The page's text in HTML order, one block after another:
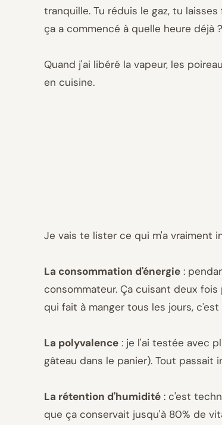
tranquille. Tu réduis le gaz, tu
ça a commencé à quelle heure déjà
Quand j'ai libéré la vapeur, les
en cuisine.
Je vais te lister ce qui m'a vraiment
La consommation d'énergie :
consommateur. Ça cuisant deux
qui fait à manger tous les jours,
La polyvalence : je l'ai testée avec
gâteau dans le panier). Tout
La rétention d'humidité : c'est
que ça conservait jusqu'à 80% de